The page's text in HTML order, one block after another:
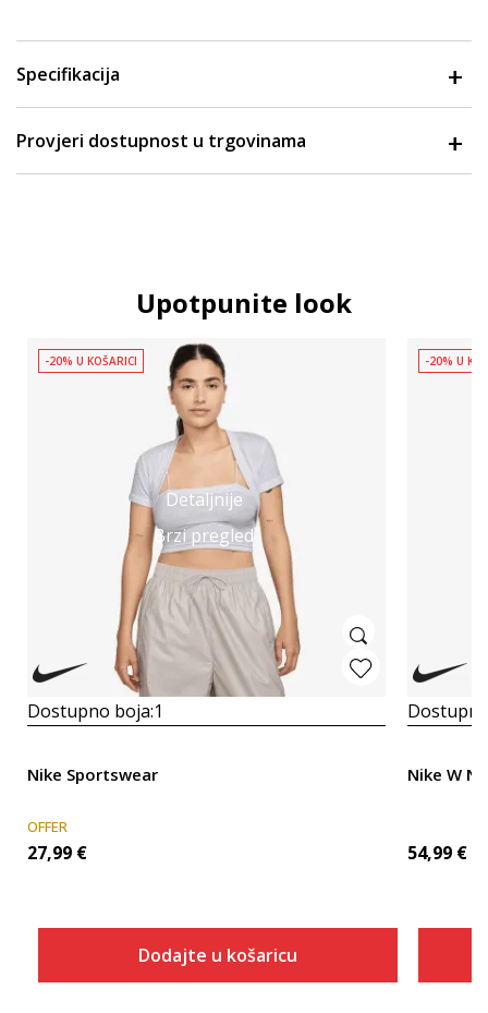
Specifikacija
Provjeri dostupnost u trgovinama
Upotpunite look
Detaljnije
Brzi pregled
-20% U KOŠARICI
Dostupno boja:1
Nike Sportswear
OFFER
27,99 €
Dodajte u košaricu
-20% U
Nike W
54,99 €